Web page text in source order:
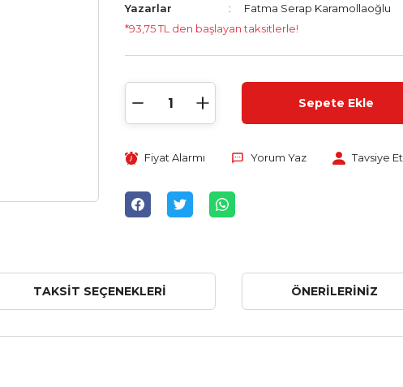
Yazarlar
Fatma Serap Karamollaoğlu
*93,75 TL den başlayan taksitlerle!
Sepete Ekle
Fiyat Alarmı Yorum Yaz Tavsiye Et
TAKSIT SEÇENEKLERI ÖNERILERINIZ